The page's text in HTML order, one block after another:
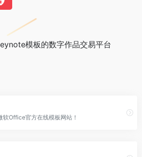
模板的数字作品交易平台
Office官方在线模板网站！